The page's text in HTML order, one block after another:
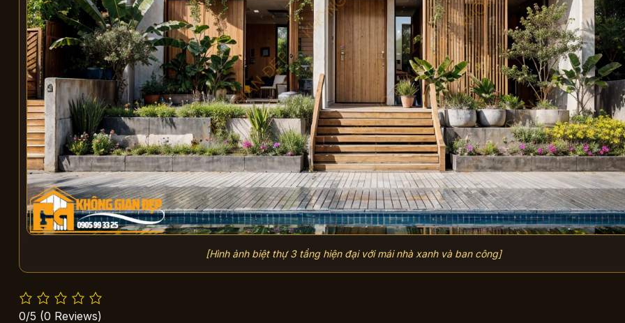
[Hình ảnh biệt thự 3 tầng hiện đại với mái nhà xanh và ban công]
0/5 (0 Reviews)